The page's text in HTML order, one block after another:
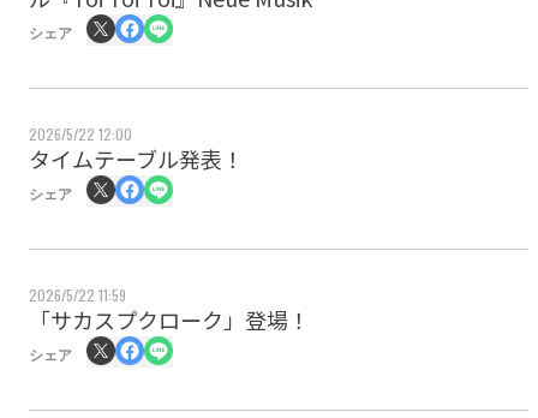
シェア
2026/5/22 12:00
タイムテーブル発表！
シェア
2026/5/22 11:59
「サカスプクローク」登場！
シェア